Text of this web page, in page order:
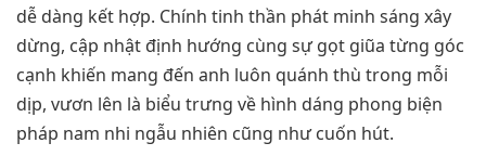
dễ dàng kết hợp. Chính tinh thần phát minh sáng xây
dừng, cập nhật định hướng cùng sự gọt giũa từng góc
cạnh khiến mang đến anh luôn quánh thù trong mỗi
dịp, vươn lên là biểu trưng về hình dáng phong biện
pháp nam nhi ngẫu nhiên cũng như cuốn hút.